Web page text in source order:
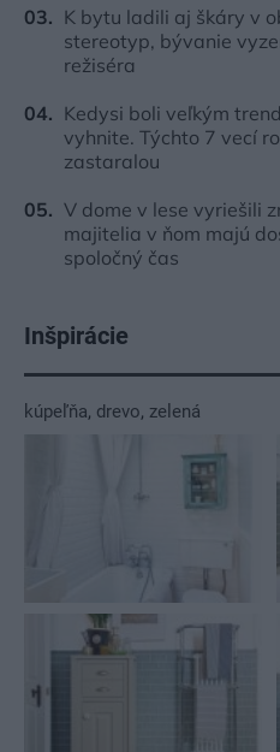
K bytu ladili aj škáry v
stereotyp, bývanie
režiséra
Kedysi boli veľkým
vyhnite. Týchto 7 vecí
zastaralou
V dome v lese vyriešili
majitelia v ňom majú
spoločný čas
Inšpirácie
kúpeľňa, drevo, zelená